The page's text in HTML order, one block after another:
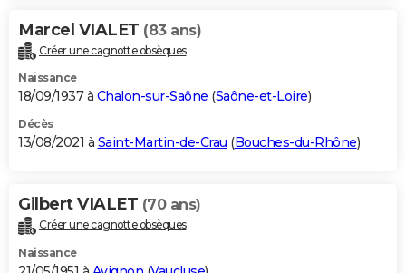
Marcel VIALET (83 ans)
Créer une cagnotte obsèques
Naissance
18/09/1937 à Chalon-sur-Saône (Saône-et-Loire)
Décès
13/08/2021 à Saint-Martin-de-Crau (Bouches-du-Rhône)
Gilbert VIALET (70 ans)
Créer une cagnotte obsèques
Naissance